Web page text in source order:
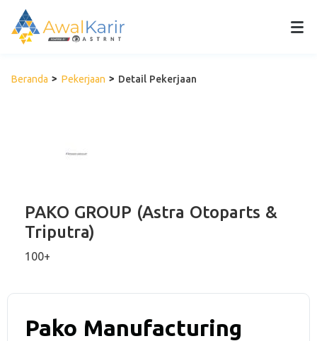
Beranda Pekerjaan Detail Pekerjaan
PAKO GROUP (Astra Otoparts &
Triputra)
100+
Pako Manufacturing